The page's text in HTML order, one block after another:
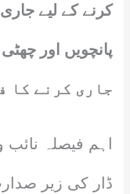
کرنے کے لیے
جاری کرنے کا
اہم فیصلہ
ڈار کی زیر